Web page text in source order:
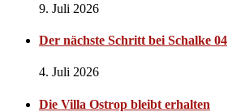
9. Juli 2026
Der nächste Schritt bei Schalke 04
4. Juli 2026
Die Villa Ostrop bleibt erhalten